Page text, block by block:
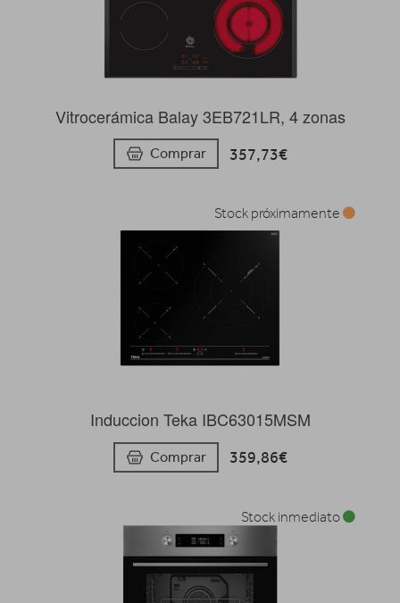
Vitrocerámica Balay 3EB721LR, 4 zonas
Comprar 357,73€
Induccion Teka IBC63015MSM
Comprar 359,86€
Stock próximamente
Stock inmediato